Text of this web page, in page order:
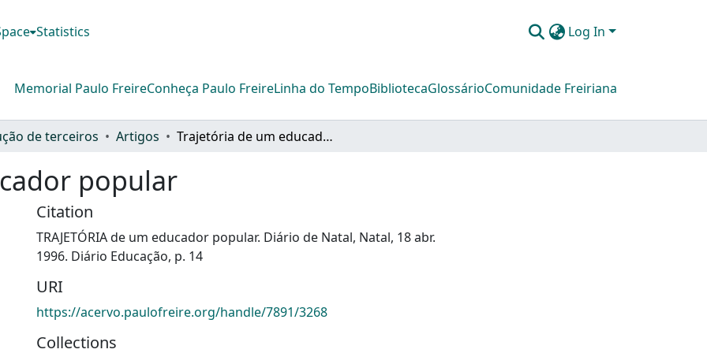
Statistics Log In
Memorial Paulo FreireConheça Paulo FreireLinha do TempoBibliotecaGlossárioComunidade Freiriana
de terceiros Artigos Trajetória de um educador popular
popular
Citation
TRAJETÓRIA de um educador popular. Diário de Natal, Natal, 18 abr.
1996. Diário Educação, p. 14
URI
https://acervo.paulofreire.org/handle/7891/3268
Collections